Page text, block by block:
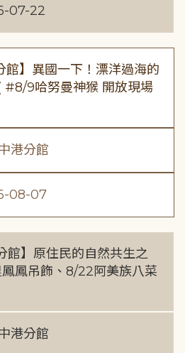
07-22
館】異國一下！漂洋過海的
#8/9哈努曼神猴 開放現場
港分館
08-07
館】原住民的自然共生之
鳳吊飾、8/22阿美族八菜
港分館